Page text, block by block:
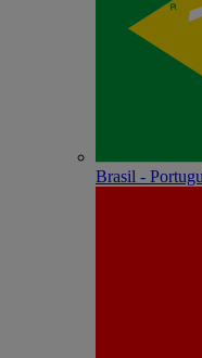
Brasil -